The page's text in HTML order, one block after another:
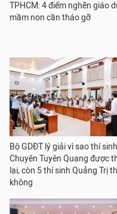
TPHCM: 4 điểm nghẽn giáo
mầm non cần tháo gỡ
Bộ GDĐT lý giải vì sao thí sinh
Chuyên Tuyên Quang được
lại, còn 5 thí sinh Quảng Trị
không